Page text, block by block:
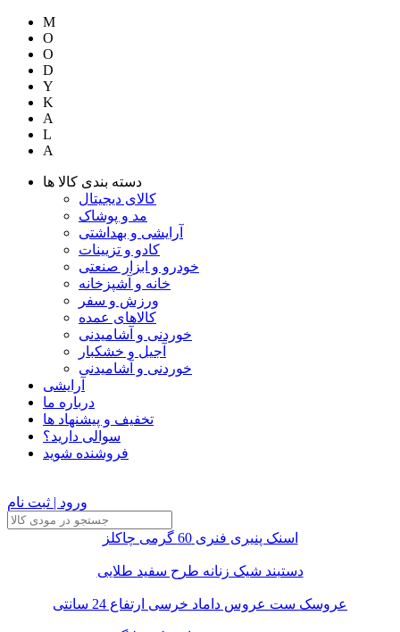
M
O
O
D
Y
K
A
L
A
دسته بندی کالا ها
کالای دیجیتال
مد و پوشاک
آرایشی و بهداشتی
کادو و تزیینات
خودرو و ابزار صنعتی
خانه و آشپزخانه
ورزش و سفر
کالاهای عمده
خوردنی و آشامیدنی
آجیل و خشکبار
خوردنی و آشامیدنی
آرایشی
درباره ما
تخفیف و پیشنهاد ها
سوالی دارید؟
فروشنده شوید
ورود | ثبت نام
اسنک پنیری فنری 60 گرمی چاکلز
دستبند شیک زنانه طرح سفید طلایی
عروسک ست عروس داماد خرسی ارتفاع 24 سانتی